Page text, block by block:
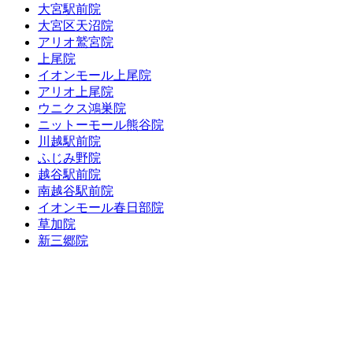
大宮駅前院
大宮区天沼院
アリオ鷲宮院
上尾院
イオンモール上尾院
アリオ上尾院
ウニクス鴻巣院
ニットーモール熊谷院
川越駅前院
ふじみ野院
越谷駅前院
南越谷駅前院
イオンモール春日部院
草加院
新三郷院